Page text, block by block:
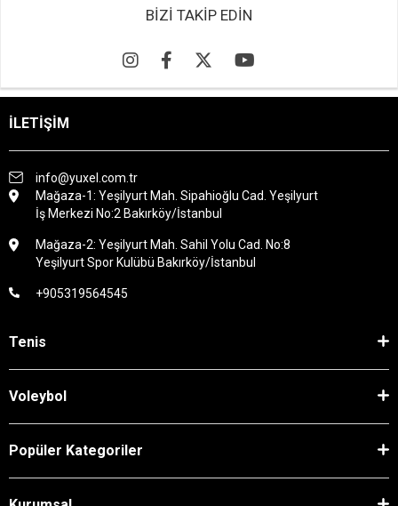
BİZİ TAKİP EDİN
İLETİŞİM
info@yuxel.com.tr
Mağaza-1: Yeşilyurt Mah. Sipahioğlu Cad. Yeşilyurt
İş Merkezi No:2 Bakırköy/İstanbul
Mağaza-2: Yeşilyurt Mah. Sahil Yolu Cad. No:8
Yeşilyurt Spor Kulübü Bakırköy/İstanbul
+905319564545
Tenis
Voleybol
Popüler Kategoriler